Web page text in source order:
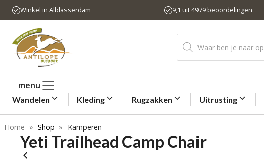
naar
inhoud
Winkel in Alblasserdam 9,1 uit 4979 beoordelingen
Producten
zoeken
menu
Wandelen Kleding Rugzakken Uitrusting
Home » Shop » Kamperen
Yeti Trailhead Camp Chair